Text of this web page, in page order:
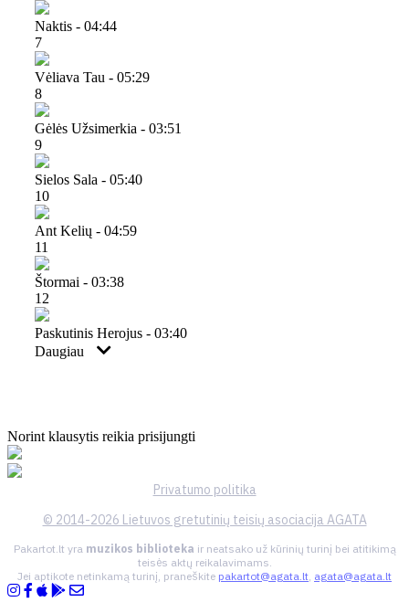
Naktis - 04:44
7
Vėliava Tau - 05:29
8
Gėlės Užsimerkia - 03:51
9
Sielos Sala - 05:40
10
Ant Kelių - 04:59
11
Štormai - 03:38
12
Paskutinis Herojus - 03:40
Daugiau
Norint klausytis reikia prisijungti
Privatumo politika
© 2014-2026 Lietuvos gretutinių teisių asociacija AGATA
Pakartot.lt yra muzikos biblioteka ir neatsako už kūrinių turinį bei atitikimą
teisės aktų reikalavimams.
Jei aptikote netinkamą turinį, praneškite pakartot@agata.lt agata@agata.lt